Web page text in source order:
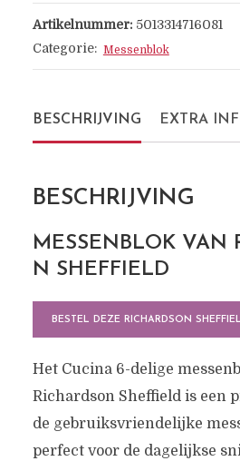
Artikelnummer: 5013314716081
Categorie: Messenblok
BESCHRIJVING EXTRA
BESCHRIJVING
MESSENBLOK VAN
N SHEFFIELD
BESTEL DEZE RICHARDSON
Het Cucina 6-delige
Richardson Sheffield is een
de gebruiksvriendelijke
perfect voor de dagelijkse